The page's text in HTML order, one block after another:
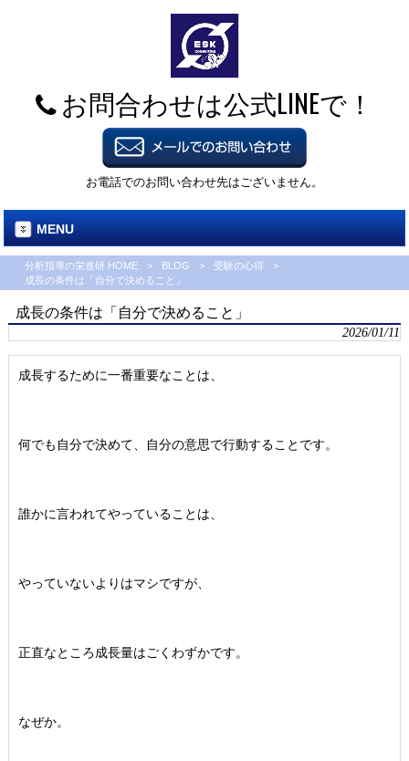
お問合わせは公式LINEで！
お電話でのお問い合わせ先はございません。
MENU
分析指導の栄進研 HOME > BLOG > 受験の心得
>
成長の条件は「自分で決めること」
成長の条件は「自分で決めること」
2026/01/11
成長するために一番重要なことは、
何でも自分で決めて、自分の意思で行動することです。
誰かに言われてやっていることは、
やっていないよりはマシですが、
正直なところ成長量はごくわずかです。
なぜか。